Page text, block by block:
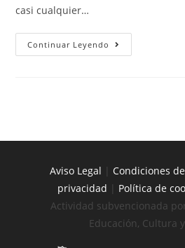
casi cualquier…
Continuar Leyendo
Aviso Legal Condiciones
privacidad
Política de
Actividad subvencionada
Educación, Cultura